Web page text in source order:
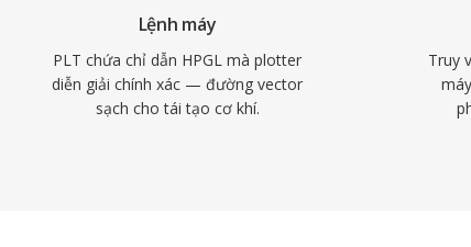
Lệnh máy
PLT chứa chỉ dẫn HPGL mà plotter
diễn giải chính xác — đường vector
sạch cho tái tạo cơ khí.
Truy